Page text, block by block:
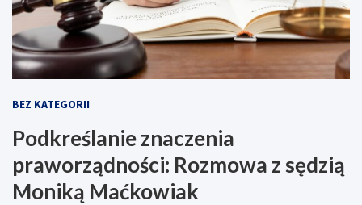
BEZ KATEGORII
Podkreślanie znaczenia
praworządności: Rozmowa z sędzią
Moniką Maćkowiak